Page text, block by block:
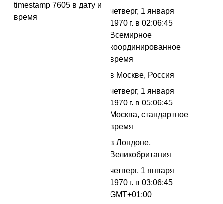
timestamp 7605 в дату и
время
четверг, 1 января
1970 г. в 02:06:45
Всемирное
координированное
время
в Москве, Россия
четверг, 1 января
1970 г. в 05:06:45
Москва, стандартное
время
в Лондоне,
Великобритания
четверг, 1 января
1970 г. в 03:06:45
GMT+01:00